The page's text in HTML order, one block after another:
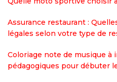
Assurance restaurant :
légales selon votre type de
Coloriage note de musique à
pédagogiques pour débuter